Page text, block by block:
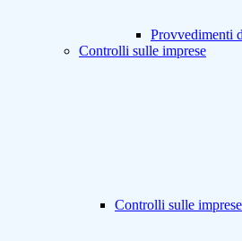
Provvedimenti
Controlli sulle imprese
Controlli sulle imprese